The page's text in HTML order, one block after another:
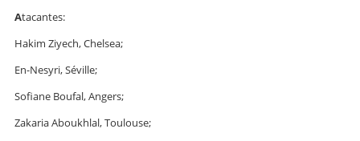
Atacantes:
Hakim Ziyech, Chelsea;
En-Nesyri, Séville;
Sofiane Boufal, Angers;
Zakaria Aboukhlal, Toulouse;